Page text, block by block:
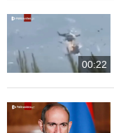
00:22